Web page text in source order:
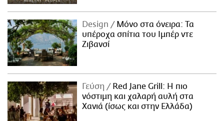
Design
Μόνο στα όνειρα: Τα
υπέροχα σπίτια του Ιμπέρ ντε
Ζιβανσί
Γεύση
Red Jane Grill: Η πιο
νόστιμη και χαλαρή αυλή στα
Χανιά (ίσως και στην Ελλάδα)